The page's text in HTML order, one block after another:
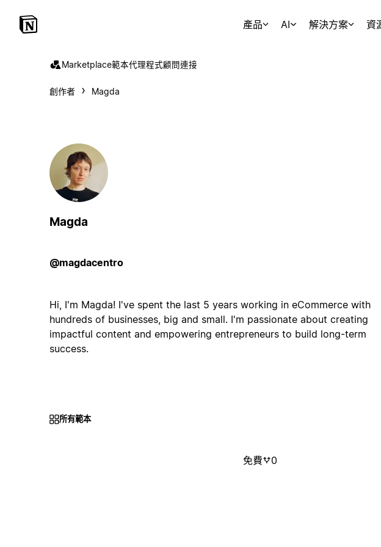
產品 AI 解決方案 資
Marketplace範本代理程式顧問連接
創作者 Magda
Magda
@magdacentro
Hi, I'm Magda! I've spent the last 5 years working in eCommerce with
hundreds of businesses, big and small. I'm passionate about creating
impactful content and empowering entrepreneurs to build long-term
success.
所有範本
免費 0